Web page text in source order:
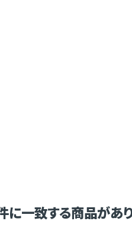
に一致する商品があ